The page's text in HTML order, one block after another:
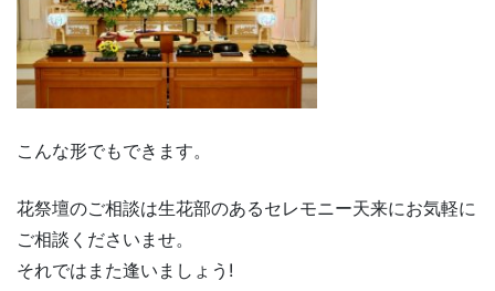
こんな形でもできます。
花祭壇のご相談は生花部のあるセレモニー天来にお気軽に
ご相談くださいませ。
それではまた逢いましょう!